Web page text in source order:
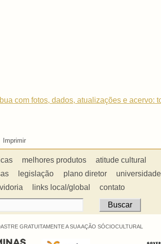
com fotos, dados, atualizações e acervo:
Imprimir
melhores produtos
atitude cultural
legislação plano diretor
links local/global contato
GRATUITAMENTE A SUA AÇÃO SÓCIOCULTURAL